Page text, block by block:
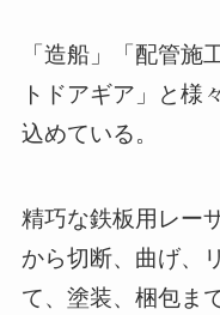
「造船」「配管施
トドアギア」と様
込めている。
精巧な鉄板用レー
から切断、曲げ、
て、塗装、梱包ま